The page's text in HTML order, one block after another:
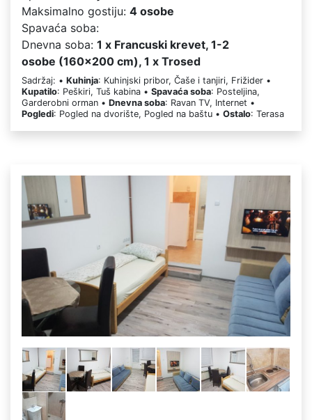
Maksimalno gostiju: 4 osobe
Spavaća soba:
Dnevna soba: 1 x Francuski krevet, 1-2
osobe (160x200 cm), 1 x Trosed
Sadržaj: • Kuhinja: Kuhinjski pribor, Čaše i tanjiri, Frižider •
Kupatilo: Peškiri, Tuš kabina • Spavaća soba: Posteljina,
Garderobni orman • Dnevna soba: Ravan TV, Internet •
Pogledi: Pogled na dvorište, Pogled na baštu • Ostalo: Terasa